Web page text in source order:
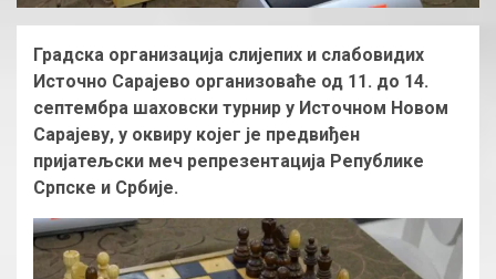
Градска организација слијепих и слабовидих
Источно Сарајево организоваће од 11. до 14.
септембра шаховски турнир у Источном Новом
Сарајеву, у оквиру којег је предвиђен
пријатељски меч репрезентација Републике
Српске и Србије.